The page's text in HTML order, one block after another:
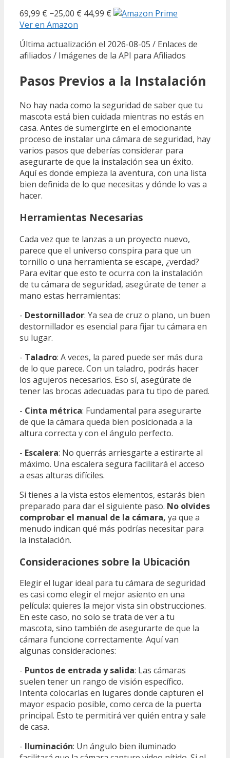
69,99 € −25,00 € 44,99 €
Ver en Amazon
Última actualización el 2026-08-05 / Enlaces de
afiliados / Imágenes de la API para Afiliados
Pasos Previos a la Instalación
No hay nada como la seguridad de saber que tu
mascota está bien cuidada mientras no estás en
casa. Antes de sumergirte en el emocionante
proceso de instalar una cámara de seguridad, hay
varios pasos que deberías considerar para
asegurarte de que la instalación sea un éxito.
Aquí es donde empieza la aventura, con una lista
bien definida de lo que necesitas y dónde lo vas a
hacer.
Herramientas Necesarias
Cada vez que te lanzas a un proyecto nuevo,
parece que el universo conspira para que un
tornillo o una herramienta se escape, ¿verdad?
Para evitar que esto te ocurra con la instalación
de tu cámara de seguridad, asegúrate de tener a
mano estas herramientas:
- Destornillador: Ya sea de cruz o plano, un buen
destornillador es esencial para fijar tu cámara en
su lugar.
- Taladro: A veces, la pared puede ser más dura
de lo que parece. Con un taladro, podrás hacer
los agujeros necesarios. Eso sí, asegúrate de
tener las brocas adecuadas para tu tipo de pared.
- Cinta métrica: Fundamental para asegurarte
de que la cámara queda bien posicionada a la
altura correcta y con el ángulo perfecto.
- Escalera: No querrás arriesgarte a estirarte al
máximo. Una escalera segura facilitará el acceso
a esas alturas difíciles.
Si tienes a la vista estos elementos, estarás bien
preparado para dar el siguiente paso. No olvides
comprobar el manual de la cámara, ya que a
menudo indican qué más podrías necesitar para
la instalación.
Consideraciones sobre la Ubicación
Elegir el lugar ideal para tu cámara de seguridad
es casi como elegir el mejor asiento en una
película: quieres la mejor vista sin obstrucciones.
En este caso, no solo se trata de ver a tu
mascota, sino también de asegurarte de que la
cámara funcione correctamente. Aquí van
algunas consideraciones:
- Puntos de entrada y salida: Las cámaras
suelen tener un rango de visión específico.
Intenta colocarlas en lugares donde capturen el
mayor espacio posible, como cerca de la puerta
principal. Esto te permitirá ver quién entra y sale
de casa.
- Iluminación: Un ángulo bien iluminado